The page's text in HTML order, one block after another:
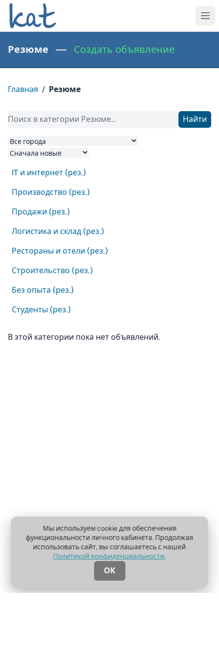
Резюме — Создать объявление
Главная / Резюме
Найти
IT и интернет (рез.)
Производство (рез.)
Продажи (рез.)
Логистика и склад (рез.)
Рестораны и отели (рез.)
Строительство (рез.)
Без опыта (рез.)
Студенты (рез.)
В этой категории пока нет объявлений.
Мы используем cookie для обеспечения
функциональности личного кабинета. Продолжая
использовать сайт, вы соглашаетесь с нашей
Политикой конфиденциальности.
ОК